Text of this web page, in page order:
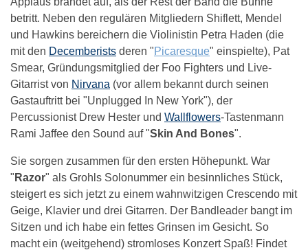
betritt. Neben den regulären Mitgliedern Shiflett, Mendel
und Hawkins bereichern die Violinistin Petra Haden (die
mit den Decemberists deren "Picaresque" einspielte), Pat
Smear, Gründungsmitglied der Foo Fighters und Live-
Gitarrist von Nirvana (vor allem bekannt durch seinen
Gastauftritt bei "Unplugged In New York"), der
Percussionist Drew Hester und Wallflowers-Tastenmann
Rami Jaffee den Sound auf "Skin And Bones".
Sie sorgen zusammen für den ersten Höhepunkt. War
" Razor" als Grohls Solonummer ein besinnliches Stück,
steigert es sich jetzt zu einem wahnwitzigen Crescendo mit
Geige, Klavier und drei Gitarren. Der Bandleader bangt im
Sitzen und ich habe ein fettes Grinsen im Gesicht. So
macht ein (weitgehend) stromloses Konzert Spaß! Findet